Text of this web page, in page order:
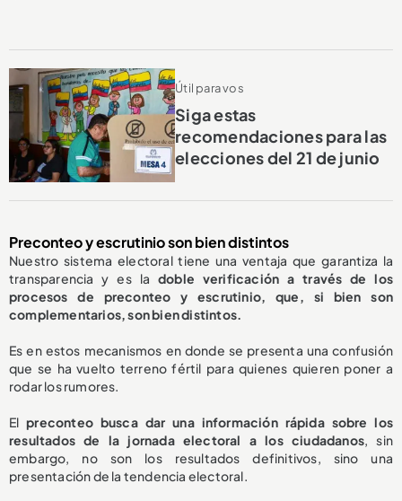
Útil para vos
Siga estas
recomendaciones para las
elecciones del 21 de junio
Preconteo y escrutinio son bien distintos
Nuestro sistema electoral tiene una ventaja que garantiza la
transparencia y es la doble verificación a través de los
procesos de preconteo y escrutinio, que, si bien son
complementarios, son bien distintos.
Es en estos mecanismos en donde se presenta una confusión
que se ha vuelto terreno fértil para quienes quieren poner a
rodar los rumores.
Elpreconteo busca dar una información rápida sobre los
resultados de la jornada electoral a los ciudadanos, sin
embargo, no son los resultados definitivos, sino una
presentación de la tendencia electoral.